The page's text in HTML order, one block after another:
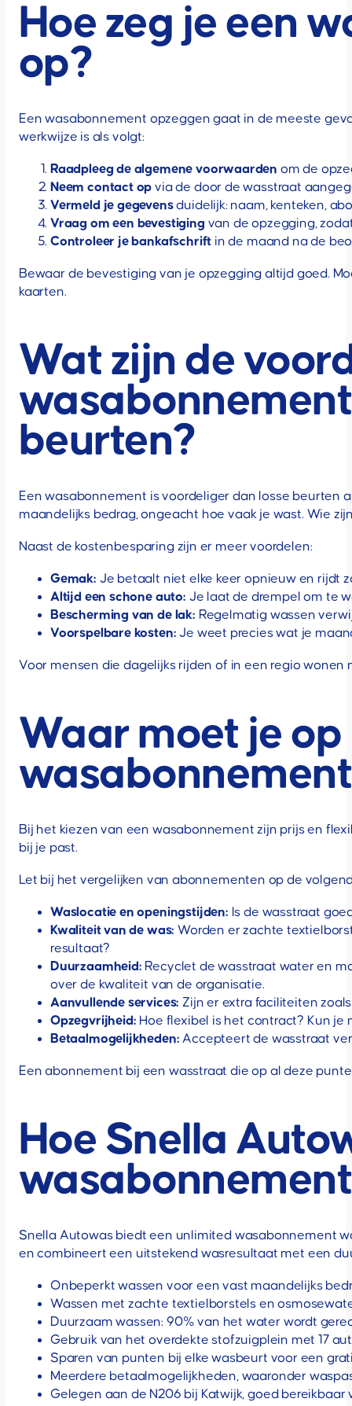
Hoe zeg je een
op?
Een wasabonnement opzeggen gaat in de meeste
werkwijze is als volgt:
Raadpleeg de algemene voorwaarden om de
Neem contact op via de door de wasstraat
Vermeld je gegevensduidelijk: naam, kenteken,
Vraag om een bevestiging van de opzegging,
Controleer je bankafschrift in de maand na de
Bewaar de bevestiging van je opzegging altijd goed.
kaarten.
Wat zijn de
beurten?
Een wasabonnement is voordeliger dan losse beurten
maandelijks bedrag, ongeacht hoe vaak je wast. Wie
Naast de kostenbesparing zijn er meer voordelen:
Gemak: Je betaalt niet elke keer opnieuw en rijdt
Altijd een schone auto: Je laat de drempel om te
Bescherming van de lak: Regelmatig wassen
Voorspelbare kosten: Je weet precies wat je
Voor mensen die dagelijks rijden of in een regio
Waar moet je
Bij het kiezen van een wasabonnement zijn prijs en
bij je past.
Let bij het vergelijken van abonnementen op de
Waslocatie en openingstijden: Is de wasstraat
Kwaliteit van de was: Worden er zachte
resultaat?
Duurzaamheid: Recyclet de wasstraat water en
over de kwaliteit van de organisatie.
Aanvullende services: Zijn er extra faciliteiten
Opzegvrijheid: Hoe flexibel is het contract? Kun
Betaalmogelijkheden: Accepteert de wasstraat
Een abonnement bij een wasstraat die op al deze
Hoe Snella
wasabonnement
Snella Autowas biedt een unlimited wasabonnement
en combineert een uitstekend wasresultaat met een
Onbeperkt wassen voor een vast maandelijks
Wassen met zachte textielborstels en
Duurzaam wassen: 90% van het water wordt
Gebruik van het overdekte stofzuigplein met 17
Sparen van punten bij elke wasbeurt voor een
Meerdere betaalmogelijkheden, waaronder
Gelegen aan de N206 bij Katwijk, goed